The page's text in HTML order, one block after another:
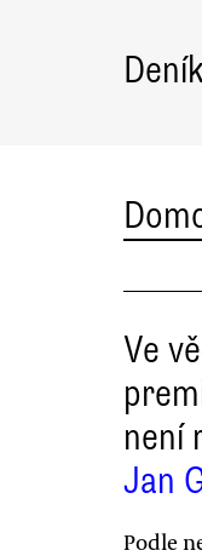
Ve
není
Jan
Podle